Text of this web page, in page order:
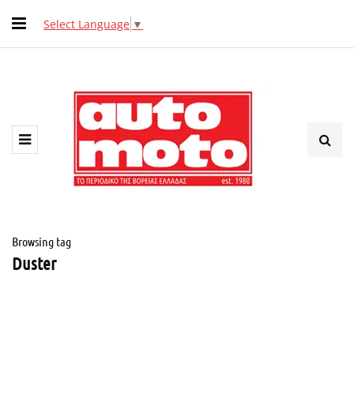
Select Language ▼
Browsing tag
Duster